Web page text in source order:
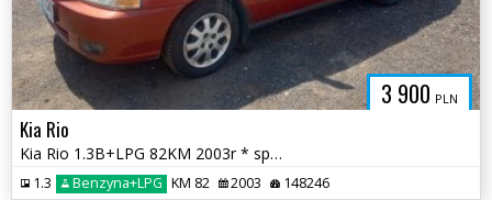
3 900 PLN
Kia Rio
Kia Rio 1.3B+LPG 82KM 2003r * sprawna klima hak LPG 2034 * TORUŃ
1.3 Benzyna+LPG KM 82 2003 148246